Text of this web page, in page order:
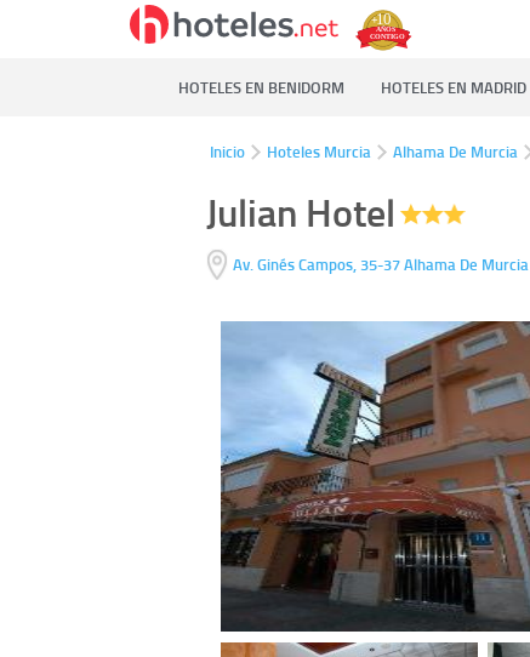
HOTELES EN BENIDORM HOTELES EN MADRID
Inicio Hoteles Murcia Alhama De Murcia
Julian Hotel
Av. Ginés Campos, 35-37Alhama De Murcia